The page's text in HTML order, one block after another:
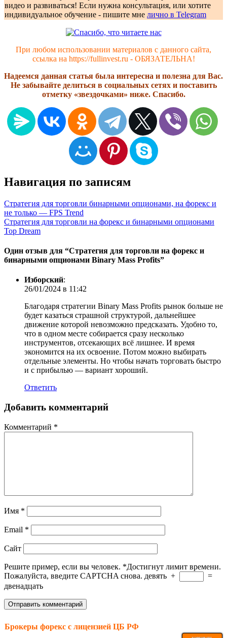
видео и развиваться! Если нужна консультация, или хотите
индивидуальное обучение - пишите мне лично в Telegram
При любом использовании материалов с данного сайта,
ссылка на https://fullinvest.ru - ОБЯЗАТЕЛЬНА!
Надеемся данная статья была интересна и полезна для Вас.
Не забывайте делиться в социальных сетях и поставить
отметку «звездочками» ниже. Спасибо.
Навигация по записям
Стратегия для торговли бинарными опционами, на форекс и
не только — FPS Trend
Стратегия для торговли на форекс и бинарными опционами
Top Dream
Один отзыв для “Стратегия для торговли на форекс и
бинарными опционами Binary Mass Profits”
Изборский:
26/01/2024 в 11:42
Благодаря стратегии Binary Mass Profits рынок больше не
будет казаться страшной структурой, дальнейшее
движение которой невозможно предсказать. Удобно то,
что в одном месте собирается сразу несколько
инструментов, отсекающих всё лишнее. И время
экономится на их освоение. Потом можно выбирать
отдельные элементы. Но чтобы начать торговать быстро
и с прибылью — вариант хороший.
Ответить
Добавить комментарий
Комментарий *
Имя *
Email *
Сайт
Решите пример, если вы человек. *Достигнут лимит времени.
Пожалуйста, введите CAPTCHA снова. девять +
=
двенадцать
Брокеры форекс с лицензией ЦБ РФ